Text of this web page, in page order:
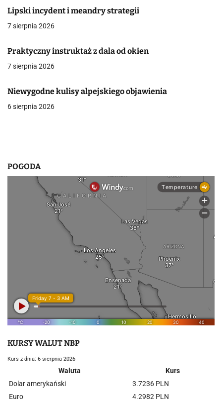
a
c
j
a
p
Lipski incydent i meandry strategii
7 sierpnia 2026
Praktyczny instruktaż z dala od okien
7 sierpnia 2026
Niewygodne kulisy alpejskiego objawienia
6 sierpnia 2026
POGODA
KURSY WALUT NBP
Kurs z dnia: 6 sierpnia 2026
Waluta
Kurs
Dolar amerykański
3.7236 PLN
Euro
4.2982 PLN